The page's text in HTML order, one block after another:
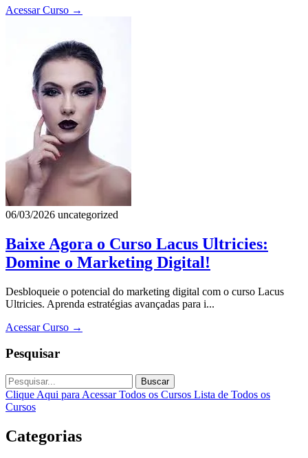
Acessar Curso →
06/03/2026 uncategorized
Baixe Agora o Curso Lacus Ultricies:
Domine o Marketing Digital!
Desbloqueie o potencial do marketing digital com o curso Lacus
Ultricies. Aprenda estratégias avançadas para i...
Acessar Curso →
Pesquisar
Buscar
Clique Aqui para Acessar Todos os Cursos Lista de Todos os
Cursos
Categorias